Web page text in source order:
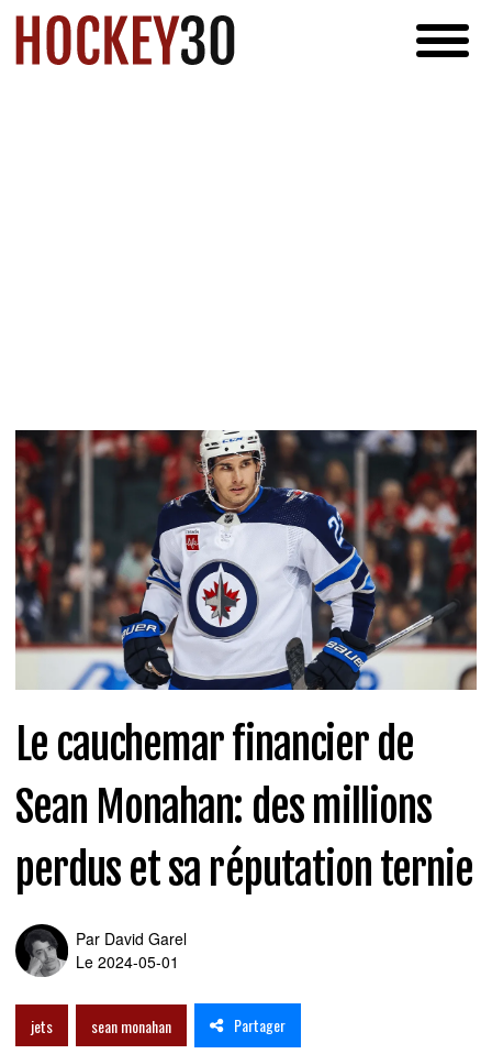
Le cauchemar financier de
Sean Monahan: des millions
perdus et sa réputation ternie
Par David Garel
Le 2024-05-01
jets sean monahan Partager